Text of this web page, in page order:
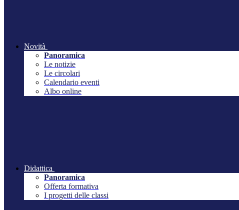
Novità
Panoramica
Le notizie
Le circolari
Calendario eventi
Albo online
Didattica
Panoramica
Offerta formativa
I progetti delle classi